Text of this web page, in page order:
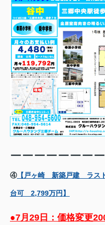
ーーーーーーー
④【戸ヶ崎 新築戸建 ラス
台可 2,799万円】
●7月29日：価格変更